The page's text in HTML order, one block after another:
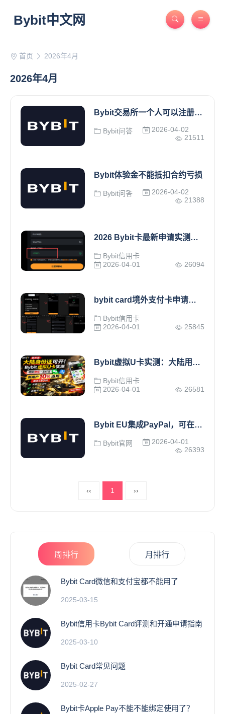
Bybit中文网
首页 2026年4月
2026年4月
Bybit交易所一个人可以注册多个账户吗？
Bybit问答
2026-04-02
21511
Bybit体验金不能抵扣合约亏损
Bybit问答
2026-04-02
21388
2026 Bybit卡最新申请实测，附合规操作指南+风险提示
Bybit信用卡
2026-04-01
26094
bybit card境外支付卡申请与使用全攻略
Bybit信用卡
2026-04-01
25845
Bybit虚拟U卡实测：大陆用户可用身份证开通，绑定微信支付宝消费
Bybit信用卡
2026-04-01
26581
Bybit EU集成PayPal，可在欧洲使用法币进行支付
Bybit官网
2026-04-01
26393
‹‹ 1 ››
周排行 月排行
Bybit Card微信和支付宝都不能用了
2025-03-15
Bybit信用卡Bybit Card评测和开通申请指南
2025-03-10
Bybit Card常见问题
2025-02-27
Bybit卡Apple Pay不能不能绑定使用了？